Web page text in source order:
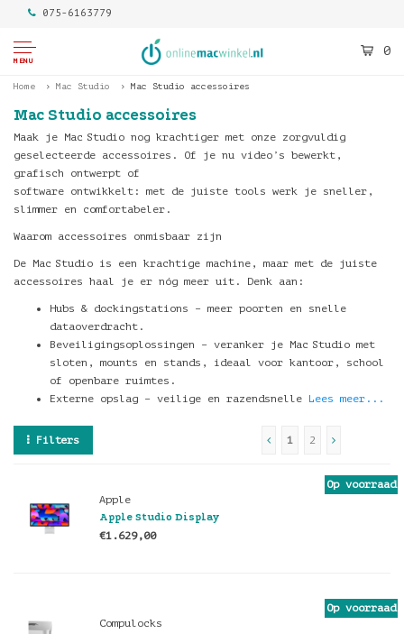
075-6163779
MENU
0
Home Mac Studio Mac Studio accessoires
Mac Studio accessoires
Maak je Mac Studio nog krachtiger met onze zorgvuldig
geselecteerde accessoires. Of je nu video’s bewerkt,
grafisch ontwerpt of
software ontwikkelt: met de juiste tools werk je sneller,
slimmer en comfortabeler.
Waarom accessoires onmisbaar zijn
De Mac Studio is een krachtige machine, maar met de juiste
accessoires haal je er nóg meer uit. Denk aan:
Hubs & dockingstations – meer poorten en snelle
dataoverdracht.
Beveiligingsoplossingen – veranker je Mac Studio met
sloten, mounts en stands, ideaal voor kantoor, school
of openbare ruimtes.
Externe opslag – veilige en razendsnelle Lees meer...
Filters 1 2
Op voorraad
Apple
Apple Studio Display
€1.629,00
Op voorraad
Compulocks